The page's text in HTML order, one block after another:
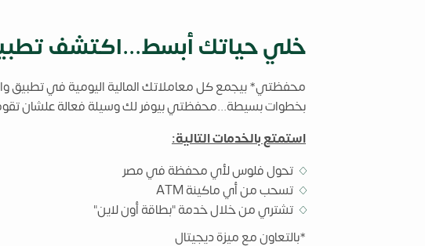
خلي حياتك أبسط...اكتشف
محفظتي* بيجمع كل معاملاتك المالية اليومية في تطبيق
بخطوات بسيطة...محفظتي بيوفر لك وسيلة فعالة علشان
استمتع بالخدمات التالية:
تحول فلوس لأي محفظة في مصر
تسحب من أي ماكينة ATM
تشتري من خلال خدمة "بطاقة أون لاين"
*بالتعاون مع ميزة ديجيتال